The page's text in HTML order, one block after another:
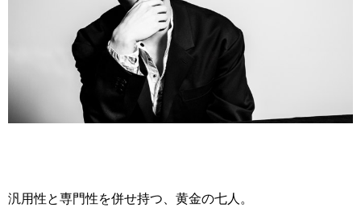
汎用性と専門性を併せ持つ、黄金の七人。